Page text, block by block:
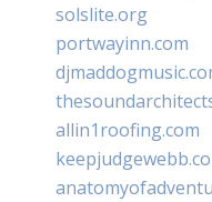
solslite.org
portwayinn.com
allin1roofing.com